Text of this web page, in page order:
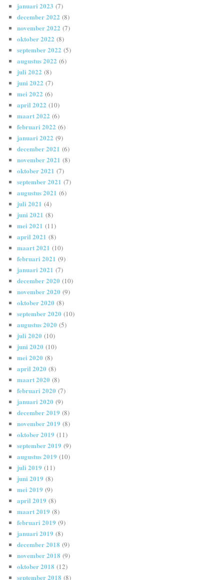
januari 2023 (7)
december 2022 (8)
november 2022 (7)
oktober 2022 (8)
september 2022 (5)
augustus 2022 (6)
juli 2022 (8)
juni 2022 (7)
mei 2022 (6)
april 2022 (10)
maart 2022 (6)
februari 2022 (6)
januari 2022 (9)
december 2021 (6)
november 2021 (8)
oktober 2021 (7)
september 2021 (7)
augustus 2021 (6)
juli 2021 (4)
juni 2021 (8)
mei 2021 (11)
april 2021 (8)
maart 2021 (10)
februari 2021 (9)
januari 2021 (7)
december 2020 (10)
november 2020 (9)
oktober 2020 (8)
september 2020 (10)
augustus 2020 (5)
juli 2020 (10)
juni 2020 (10)
mei 2020 (8)
april 2020 (8)
maart 2020 (8)
februari 2020 (7)
januari 2020 (9)
december 2019 (8)
november 2019 (8)
oktober 2019 (11)
september 2019 (9)
augustus 2019 (10)
juli 2019 (11)
juni 2019 (8)
mei 2019 (9)
april 2019 (8)
maart 2019 (8)
februari 2019 (9)
januari 2019 (8)
december 2018 (9)
november 2018 (9)
oktober 2018 (12)
september 2018 (8)